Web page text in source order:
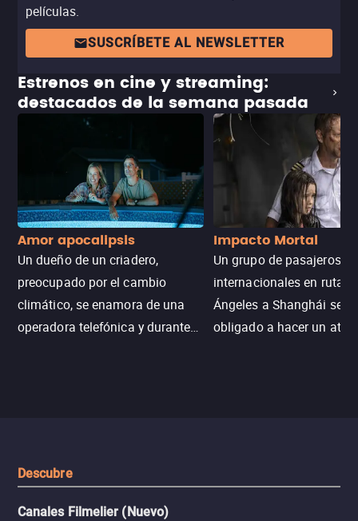
Olivier Assayas –cuyo misterio resulta mucho más
cautivador sin tanta experimentación formal–, pero si
estás abierto a una película con una historia
sin duda te resultará, por lo menos, interesante.
películas.
SUSCRÍBETE AL NEWSLETTER
Estrenos en cine y streaming:
destacados de la semana pasada
Amor apocalipsis
Un dueño de un criadero,
preocupado por el cambio
climático, se enamora de una
operadora telefónica y durante
Impacto Mortal
Un grupo de pasajeros
internacionales en ruta
Ángeles a Shanghái se ve
obligado a hacer un
Descubre
Canales Filmelier (Nuevo)